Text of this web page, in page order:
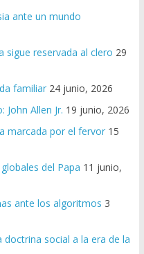
ante un mundo
sigue reservada al clero 29
familiar 24 junio, 2026
Allen Jr. 19 junio, 2026
marcada por el fervor 15
del Papa 11 junio,
ante los algoritmos 3
social a la era de la